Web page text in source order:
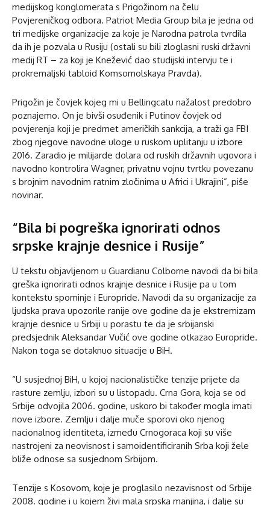
medijskog konglomerata s Prigožinom na čelu
Povjereničkog odbora. Patriot Media Group bila je jedna od
tri medijske organizacije za koje je Narodna patrola tvrdila
da ih je pozvala u Rusiju (ostali su bili zloglasni ruski državni
medij RT – za koji je Knežević dao studijski intervju te i
prokremaljski tabloid Komsomolskaya Pravda).
Prigožin je čovjek kojeg mi u Bellingcatu nažalost predobro
poznajemo. On je bivši osuđenik i Putinov čovjek od
povjerenja koji je predmet američkih sankcija, a traži ga FBI
zbog njegove navodne uloge u ruskom uplitanju u izbore
2016. Zaradio je milijarde dolara od ruskih državnih ugovora i
navodno kontrolira Wagner, privatnu vojnu tvrtku povezanu
s brojnim navodnim ratnim zločinima u Africi i Ukrajini”, piše
novinar.
“Bila bi pogreška ignorirati odnos
srpske krajnje desnice i Rusije”
U tekstu objavljenom u Guardianu Colborne navodi da bi bila
greška ignorirati odnos krajnje desnice i Rusije pa u tom
kontekstu spominje i Europride. Navodi da su organizacije za
ljudska prava upozorile ranije ove godine da je ekstremizam
krajnje desnice u Srbiji u porastu te da je srbijanski
predsjednik Aleksandar Vučić ove godine otkazao Europride.
Nakon toga se dotaknuo situacije u BiH.
“U susjednoj BiH, u kojoj nacionalističke tenzije prijete da
rasture zemlju, izbori su u listopadu. Crna Gora, koja se od
Srbije odvojila 2006. godine, uskoro bi također mogla imati
nove izbore. Zemlju i dalje muče sporovi oko njenog
nacionalnog identiteta, između Crnogoraca koji su više
nastrojeni za neovisnost i samoidentificiranih Srba koji žele
bliže odnose sa susjednom Srbijom.
Tenzije s Kosovom, koje je proglasilo nezavisnost od Srbije
2008. godine i u kojem živi mala srpska manjina, i dalje su